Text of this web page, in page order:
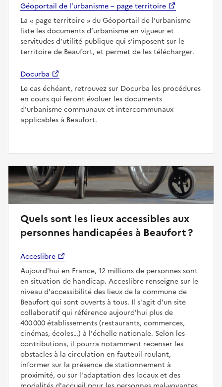
Géoportail de l’urbanisme – page territoire
La
page territoire
du Géoportail de l’urbanisme
liste les documents d’urbanisme en vigueur et
servitudes d’utilité publique qui s’imposent sur le
territoire de Beaufort, et permet de les télécharger.
Docurba
Le cas échéant, retrouvez sur Docurba les procédures
en cours qui feront évoluer les documents
d'urbanisme communaux et intercommunaux
applicables à Beaufort.
Quels sont les lieux accessibles aux
personnes handicapées à Beaufort ?
Acceslibre
Aujourd'hui en France, 12 millions de personnes sont
en situation de handicap. Acceslibre renseigne sur le
niveau d'accessibilité des lieux de la commune de
Beaufort qui sont ouverts à tous. Il s'agit d'un site
collaboratif qui référence aujourd'hui plus de
400 000 établissements (restaurants, commerces,
cinémas, écoles…) à l'échelle nationale. Selon les
contributions, il pourra notamment recenser les
obstacles à la circulation en fauteuil roulant,
informer sur la présence de stationnement à
proximité, ou sur l'adaptation des locaux et des